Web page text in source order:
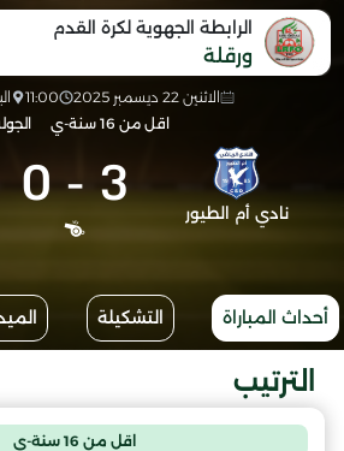
الرابطة الجهوية لكرة القدم
ورقلة
الاثنين 22 ديسمبر 2025 11:00
اقل من 16 سنة-ي
نادي أم الطيور 3
-
0
أحداث المباراة التشكيلة
الترتيب
اقل من 16 سنة-ي